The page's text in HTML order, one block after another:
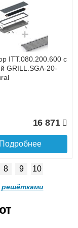
ITT.080.200.1000
GRILL.SGW-20-
28 391
ITT.080.200.800 с
GRILL.SGW-20-
ITT.080.200.600 с
GRILL.SGA-20-
16 871
Подробнее
8 9 10
решётками